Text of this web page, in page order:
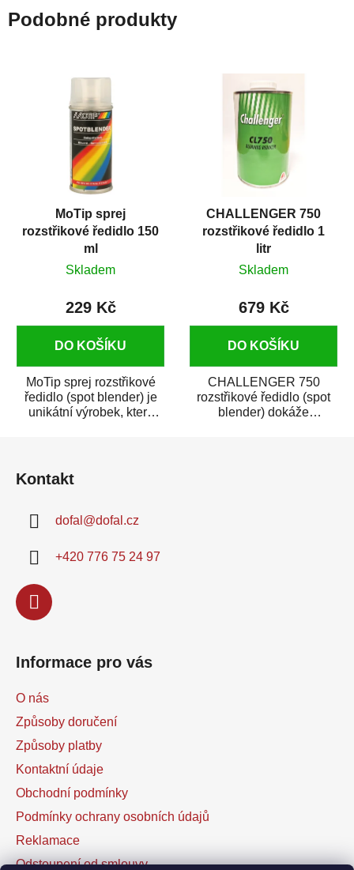
Podobné produkty
MoTip sprej
rozstřikové ředidlo 150
ml
Skladem
229 Kč
DO KOŠÍKU
MoTip sprej rozstřikové
ředidlo (spot blender) je
unikátní výrobek, který
CHALLENGER 750
rozstřikové ředidlo 1
litr
Skladem
679 Kč
DO KOŠÍKU
CHALLENGER 750
rozstřikové ředidlo (spot
blender) dokáže
Kontakt
dofal @dofal.cz
+420 776 75 24 97
Informace pro vás
O nás
Způsoby doručení
Způsoby platby
Kontaktní údaje
Obchodní podmínky
Podmínky ochrany osobních údajů
Reklamace
Odstoupení od smlouvy